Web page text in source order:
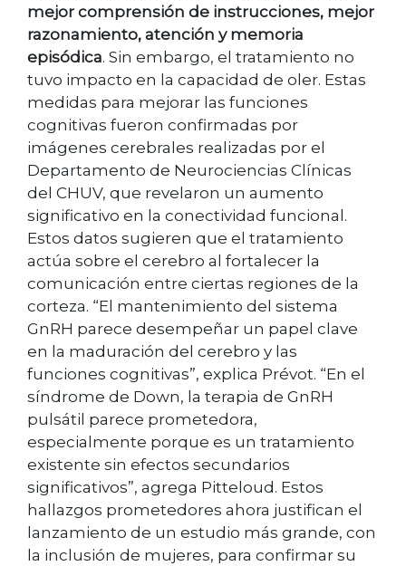
mejor comprensión de instrucciones, mejor
razonamiento, atención y memoria
episódica. Sin embargo, el tratamiento no
tuvo impacto en la capacidad de oler. Estas
medidas para mejorar las funciones
cognitivas fueron confirmadas por
imágenes cerebrales realizadas por el
Departamento de Neurociencias Clínicas
del CHUV, que revelaron un aumento
significativo en la conectividad funcional.
Estos datos sugieren que el tratamiento
actúa sobre el cerebro al fortalecer la
comunicación entre ciertas regiones de la
corteza. “El mantenimiento del sistema
GnRH parece desempeñar un papel clave
en la maduración del cerebro y las
funciones cognitivas”, explica Prévot. “En el
síndrome de Down, la terapia de GnRH
pulsátil parece prometedora,
especialmente porque es un tratamiento
existente sin efectos secundarios
significativos”, agrega Pitteloud. Estos
hallazgos prometedores ahora justifican el
lanzamiento de un estudio más grande, con
la inclusión de mujeres, para confirmar su